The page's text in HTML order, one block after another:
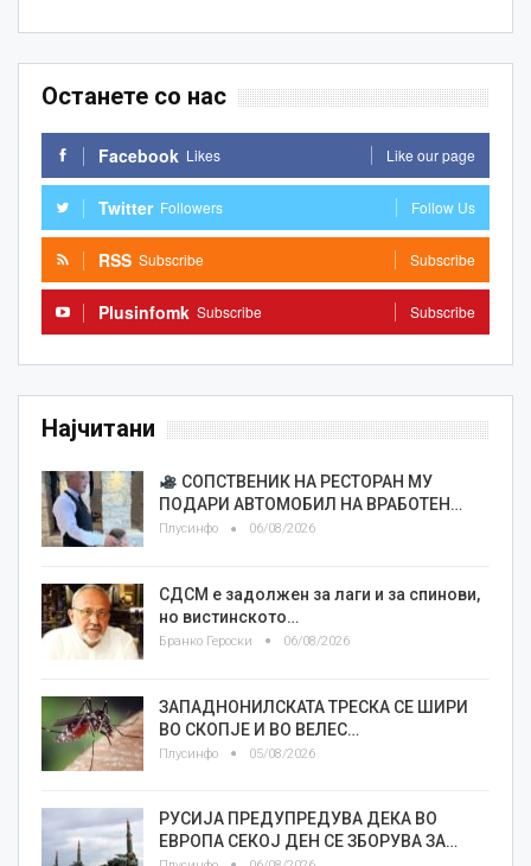
Останете со нас
Facebook Likes Like our page
Twitter Followers Follow Us
RSS Subscribe Subscribe
Plusinfomk Subscribe Subscribe
Најчитани
СОПСТВЕНИК НА РЕСТОРАН МУ
ПОДАРИ АВТОМОБИЛ НА ВРАБОТЕН…
Плусинфо 06/08/2026
СДСМ е задолжен за лаги и за спинови,
но вистинското…
Бранко Героски 06/08/2026
ЗАПАДНОНИЛСКАТА ТРЕСКА СЕ ШИРИ
ВО СКОПЈЕ И ВО ВЕЛЕС…
Плусинфо 05/08/2026
РУСИЈА ПРЕДУПРЕДУВА ДЕКА ВО
ЕВРОПА СЕКОЈ ДЕН СЕ ЗБОРУВА ЗА…